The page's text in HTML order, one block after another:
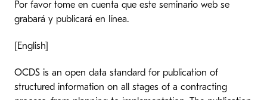
Por favor tome en cuenta que este seminario web se
grabará y publicará en línea.
[English]
OCDS is an open data standard for publication of
structured information on all stages of a contracting